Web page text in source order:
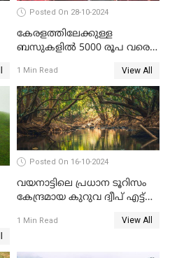
Posted On 28-10-2024
കേരളത്തിലേക്കുള്ള
ബസുകളിൽ 5000 രൂപ വരെ
ഹെൽപ്പ് ലൈൻ നമ്പർ
1 Min Read View All
Posted On 16-10-2024
വയനാട്ടിലെ പ്രധാന ടൂറിസം
കേന്ദ്രമായ കുറുവ ദ്വീപ് എട്ട്
തുറന്നു
1 Min Read View All